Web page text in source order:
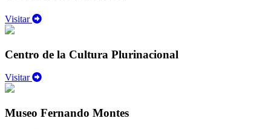
Visitar
Centro de la Cultura Plurinacional
Visitar
Museo Fernando Montes